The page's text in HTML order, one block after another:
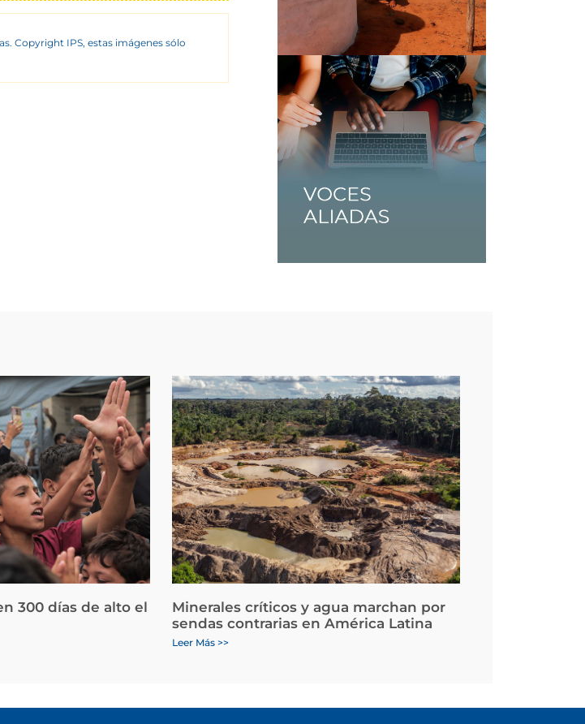
Copyright IPS, estas imágenes sólo
300 días de alto el
Minerales críticos y agua marchan por
sendas contrarias en América Latina
Leer Más >>